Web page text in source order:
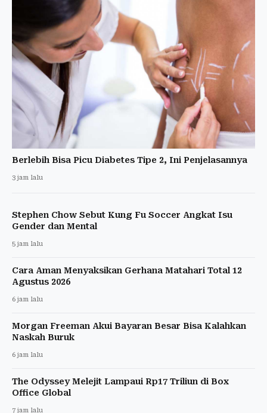
Berlebih Bisa Picu Diabetes Tipe 2, Ini Penjelasannya
3 jam lalu
Stephen Chow Sebut Kung Fu Soccer Angkat Isu
Gender dan Mental
5 jam lalu
Cara Aman Menyaksikan Gerhana Matahari Total 12
Agustus 2026
6 jam lalu
Morgan Freeman Akui Bayaran Besar Bisa Kalahkan
Naskah Buruk
6 jam lalu
The Odyssey Melejit Lampaui Rp17 Triliun di Box
Office Global
7 jam lalu